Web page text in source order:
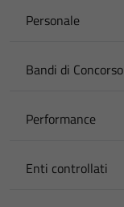
Personale
Bandi di Concorso
Performance
Enti controllati